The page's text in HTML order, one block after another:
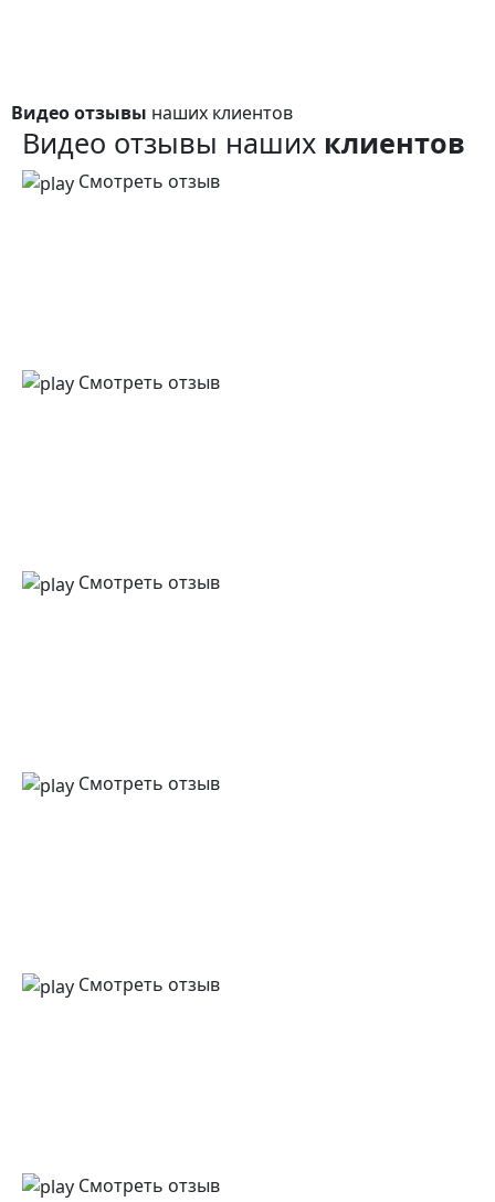
Видео отзывы наших клиентов
Видео отзывы наших клиентов
Смотреть отзыв
Смотреть отзыв
Смотреть отзыв
Смотреть отзыв
Смотреть отзыв
Смотреть отзыв